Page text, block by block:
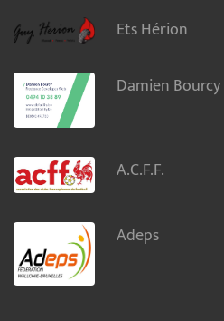
Ets Hérion
Damien Bourcy
A.C.F.F.
Adeps